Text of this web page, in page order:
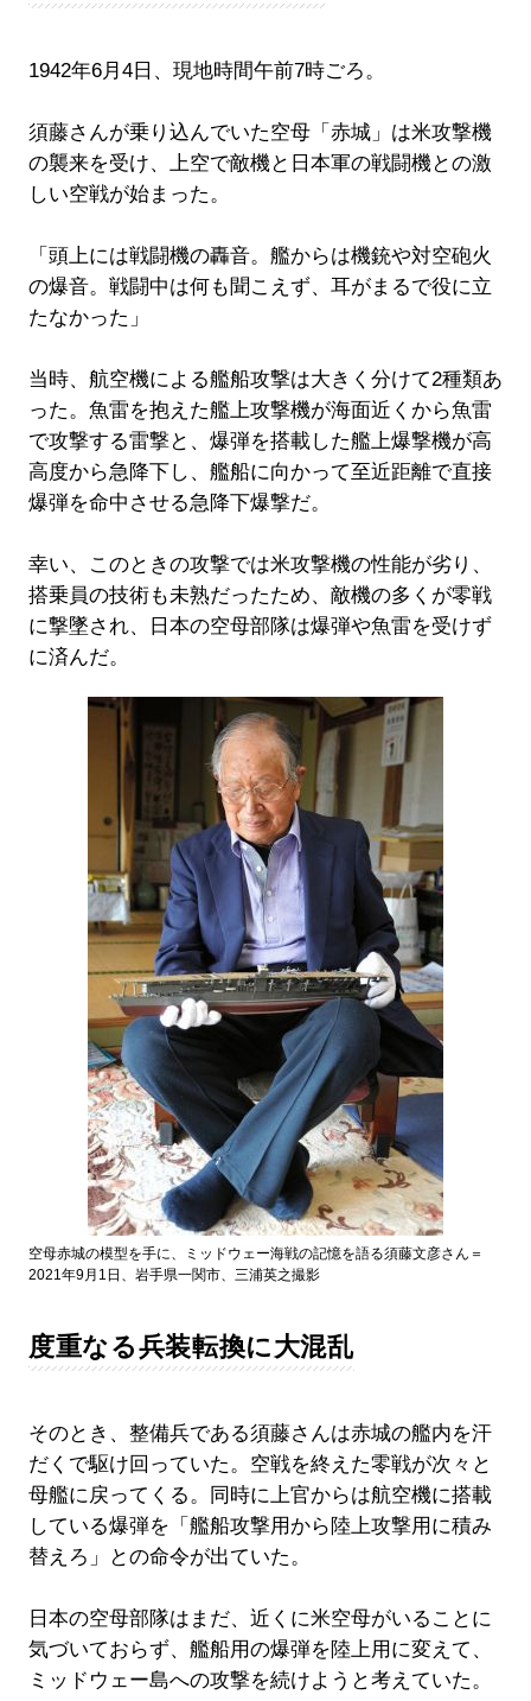
1942年6月4日、現地時間午前7時ごろ。
須藤さんが乗り込んでいた空母「赤城」は米攻撃機
の襲来を受け、上空で敵機と日本軍の戦闘機との激
しい空戦が始まった。
「頭上には戦闘機の轟音。艦からは機銃や対空砲火
の爆音。戦闘中は何も聞こえず、耳がまるで役に立
たなかった」
当時、航空機による艦船攻撃は大きく分けて2種類あ
った。魚雷を抱えた艦上攻撃機が海面近くから魚雷
で攻撃する雷撃と、爆弾を搭載した艦上爆撃機が高
高度から急降下し、艦船に向かって至近距離で直接
爆弾を命中させる急降下爆撃だ。
幸い、このときの攻撃では米攻撃機の性能が劣り、
搭乗員の技術も未熟だったため、敵機の多くが零戦
に撃墜され、日本の空母部隊は爆弾や魚雷を受けず
に済んだ。
空母赤城の模型を手に、ミッドウェー海戦の記憶を語る須藤文彦さん＝
2021年9月1日、岩手県一関市、三浦英之撮影
度重なる兵装転換に大混乱
そのとき、整備兵である須藤さんは赤城の艦内を汗
だくで駆け回っていた。空戦を終えた零戦が次々と
母艦に戻ってくる。同時に上官からは航空機に搭載
している爆弾を「艦船攻撃用から陸上攻撃用に積み
替えろ」との命令が出ていた。
日本の空母部隊はまだ、近くに米空母がいることに
気づいておらず、艦船用の爆弾を陸上用に変えて、
ミッドウェー島への攻撃を続けようと考えていた。